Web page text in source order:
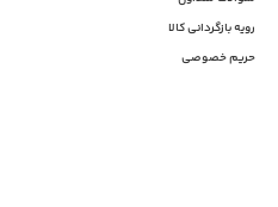
رویه بازگردانی کالا
حریم خصوصی